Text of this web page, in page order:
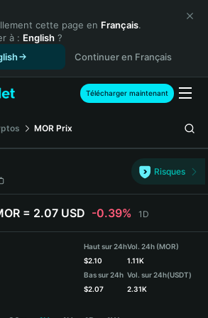
cette page en Français.
à : English ?
Continuer en Français
Télécharger maintenant
MOR Prix
Risques
= 2.07 USD -0.39% 1D
Haut sur 24h
$2.10
Bas sur 24h
$2.07
Vol. 24h (MOR)
1.11K
Vol. sur 24h(USDT)
2.31K